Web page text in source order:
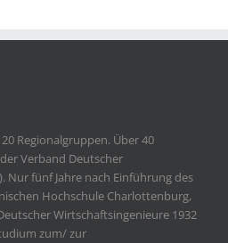
Regionalgruppen. Über 40
Verband Deutscher
Nur fünf Jahre nach Einführung des
Hochschule Charlottenburg,
Wirtschaftsingenieure 1932
zum/ zur